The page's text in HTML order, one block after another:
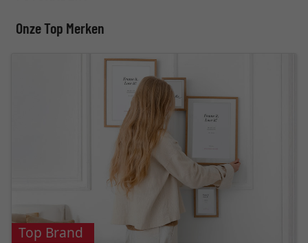
Onze Top Merken
Top Brand